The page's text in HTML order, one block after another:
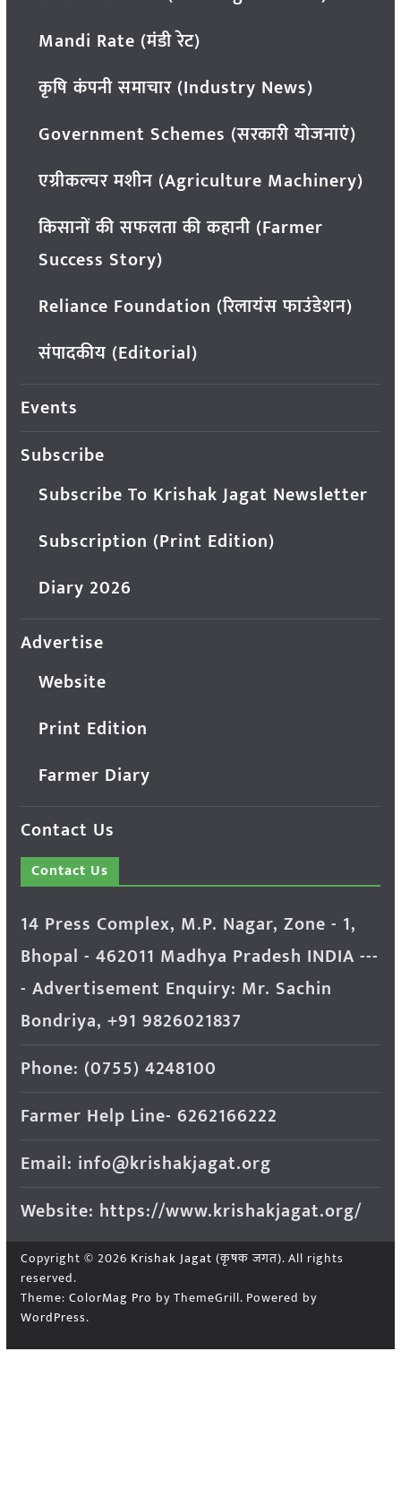
Mandi Rate (मंडी रेट)
कृषि कंपनी समाचार (Industry News)
Government Schemes (सरकारी योजनाएं)
एग्रीकल्चर मशीन (Agriculture Machinery)
किसानों की सफलता की कहानी (Farmer
Success Story)
Reliance Foundation (रिलायंस फाउंडेशन)
संपादकीय (Editorial)
Events
Subscribe
Subscribe To Krishak Jagat Newsletter
Subscription (Print Edition)
Diary 2026
Advertise
Website
Print Edition
Farmer Diary
Contact Us
Contact Us
14 Press Complex, M.P. Nagar, Zone - 1,
Bhopal - 462011 Madhya Pradesh INDIA ---
- Advertisement Enquiry: Mr. Sachin
Bondriya, +91 9826021837
Phone: (0755) 4248100
Farmer Help Line- 6262166222
Email: info@krishakjagat.org
Website: https://www.krishakjagat.org/
Copyright © 2026 Krishak Jagat (कृषक जगत). All rights
reserved.
Theme: ColorMag Pro by ThemeGrill. Powered by
WordPress.